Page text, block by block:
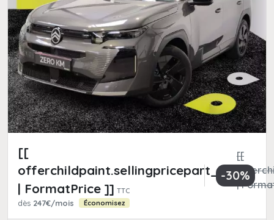
[[
offerchildpaint.sellingpricepart_ttc
| FormatPrice ]] TTC
[[
|
dès 247€/mois Économisez
-30%